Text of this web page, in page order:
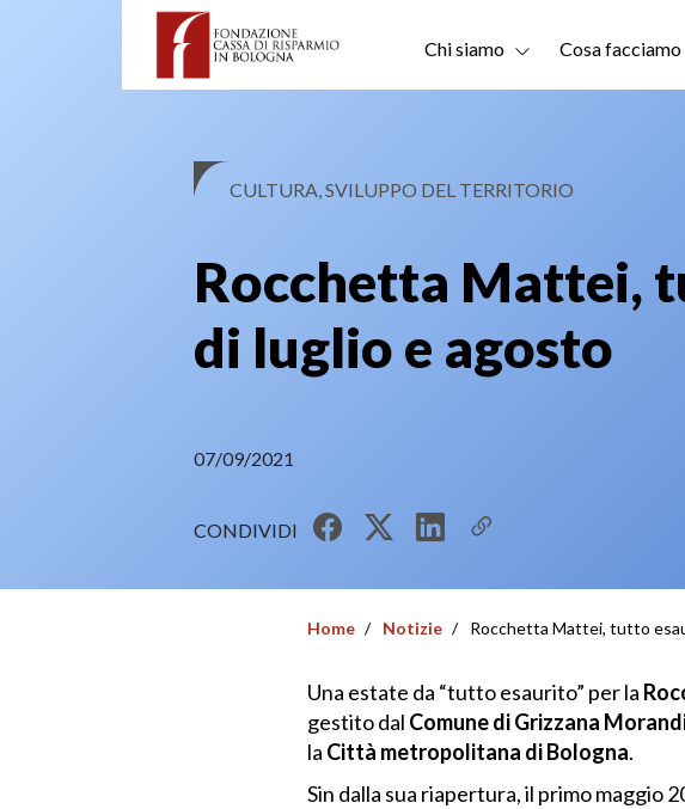
Chi siamo Cosa facciamo
CULTURA, SVILUPPO DEL TERRITORIO
Rocchetta Mattei,
di luglio e agosto
07/09/2021
CONDIVIDI
Home Notizie Rocchetta Mattei, tutto
Una estate da “tutto esaurito” per la
gestito dal Comune di Grizzana
la Città metropolitana di Bologna.
Sin dalla sua riapertura, il primo maggio